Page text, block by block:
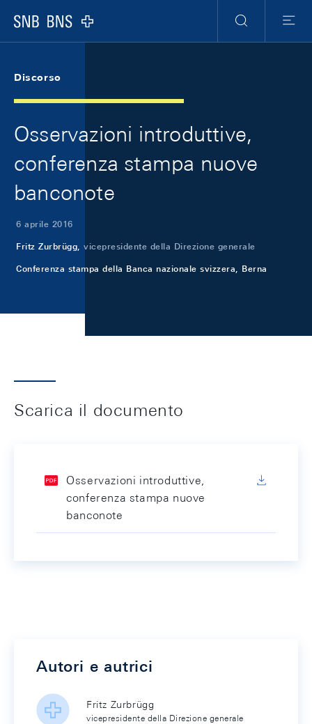
Logo
Ricerca
Menu
Discorso
Osservazioni introduttive,
conferenza stampa nuove
banconote
6 aprile 2016
Fritz Zurbrügg, vicepresidente della Direzione generale
Conferenza stampa della Banca nazionale svizzera, Berna
Scarica il documento
Osservazioni introduttive,
conferenza stampa nuove
banconote
Autori e autrici
Fritz Zurbrügg
vicepresidente della Direzione generale